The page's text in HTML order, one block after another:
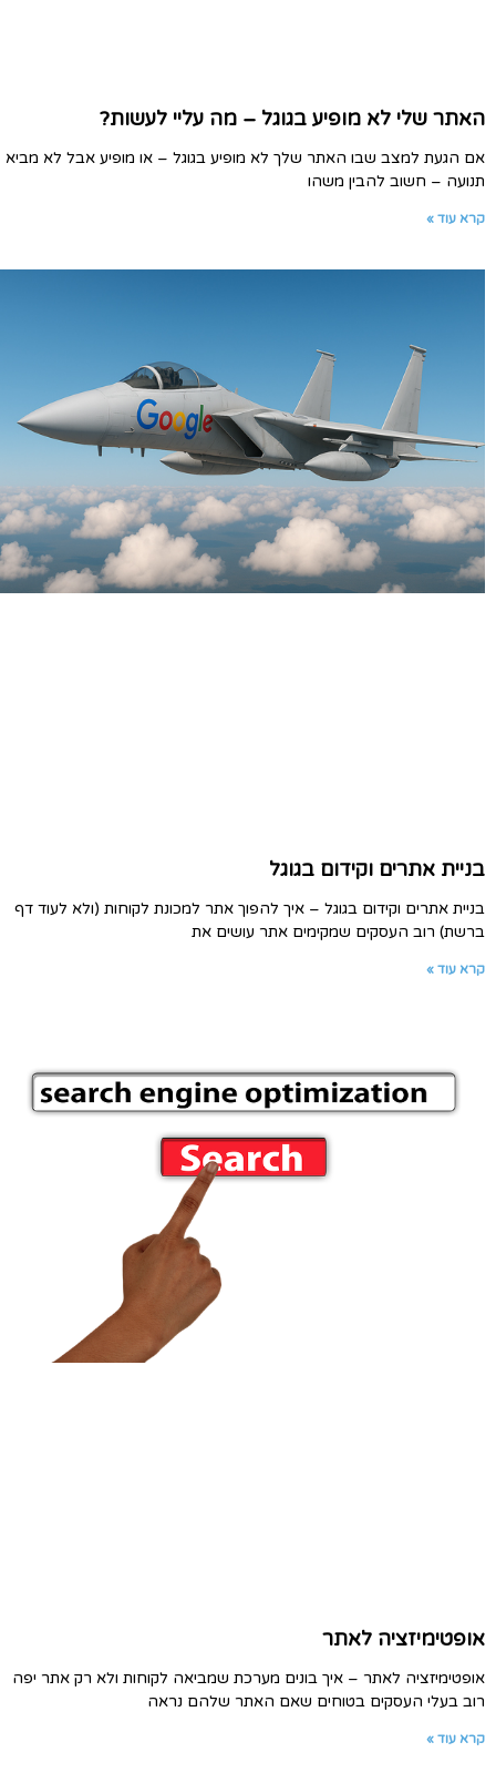
האתר שלי לא מופיע בגוגל – מה עליי לעשות?
אם הגעת למצב שבו האתר שלך לא מופיע בגוגל – או מופיע אבל לא מביא
תנועה – חשוב להבין משהו
קרא עוד »
בניית אתרים וקידום בגוגל
בניית אתרים וקידום בגוגל – איך להפוך אתר למכונת לקוחות (ולא לעוד דף
ברשת) רוב העסקים שמקימים אתר עושים את
קרא עוד »
אופטימיזציה לאתר
אופטימיזציה לאתר – איך בונים מערכת שמביאה לקוחות ולא רק אתר יפה
רוב בעלי העסקים בטוחים שאם האתר שלהם נראה
קרא עוד »